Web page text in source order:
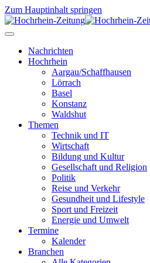
Zum Hauptinhalt springen
Nachrichten
Hochrhein
Aargau/Schaffhausen
Lörrach
Basel
Konstanz
Waldshut
Themen
Technik und IT
Wirtschaft
Bildung und Kultur
Gesellschaft und Religion
Politik
Reise und Verkehr
Gesundheit und Lifestyle
Sport und Freizeit
Energie und Umwelt
Termine
Kalender
Branchen